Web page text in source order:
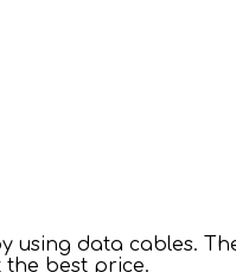
data cables.
the best price.